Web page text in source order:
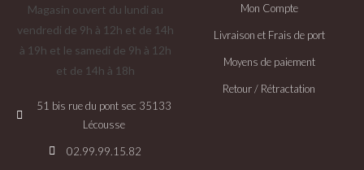
Magasin ouvert du lundi au
vendredi de 9h à 12h et de 14h
à 19h et le samedi de 9h à 12h
et de 14h à 18h
51 bis rue du pont sec 35133
Lécousse
02.99.99.15.82
Mon Compte
Livraison et Frais de port
Moyens de paiement
Retour / Rétractation